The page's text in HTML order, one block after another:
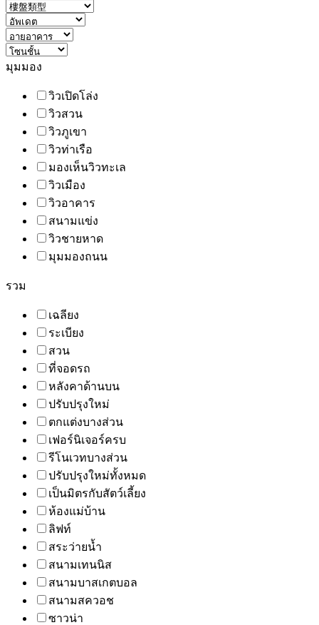
มุมมอง
วิวเปิดโล่ง
วิวสวน
วิวภูเขา
วิวท่าเรือ
มองเห็นวิวทะเล
วิวเมือง
วิวอาคาร
สนามแข่ง
วิวชายหาด
มุมมองถนน
รวม
เฉลียง
ระเบียง
สวน
ที่จอดรถ
หลังคาด้านบน
ปรับปรุงใหม่
ตกแต่งบางส่วน
เฟอร์นิเจอร์ครบ
รีโนเวทบางส่วน
ปรับปรุงใหม่ทั้งหมด
เป็นมิตรกับสัตว์เลี้ยง
ห้องแม่บ้าน
ลิฟท์
สระว่ายน้ำ
สนามเทนนิส
สนามบาสเกตบอล
สนามสควอช
ซาวน่า